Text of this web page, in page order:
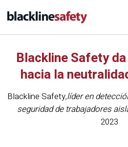
Blackline Safety
hacia la
Blackline Safety,líder en
seguridad de trabajadores
2023